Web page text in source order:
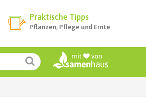
Praktische Tipps
Pflanzen, Pflege und Ernte